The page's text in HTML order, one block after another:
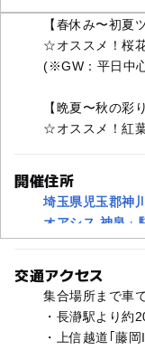
【春休み〜初
☆オススメ！桜
(※GW：平日中
【晩夏〜秋の彩
☆オススメ！紅
開催住所
埼玉県児玉郡神
オアシス 神泉」
交通アクセス
集合場所まで車で
・長瀞駅より約
・上信越道｢藤